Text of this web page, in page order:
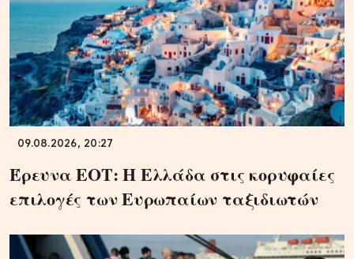
09.08.2026, 20:27
Έρευνα ΕΟΤ: Η Ελλάδα στις κορυφαίες
επιλογές των Ευρωπαίων ταξιδιωτών